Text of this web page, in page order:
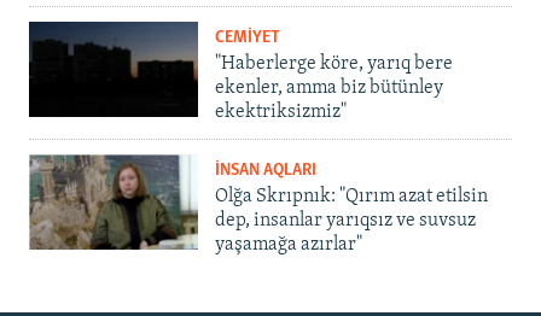
CEMİYET
"Haberlerge köre, yarıq bere
ekenler, amma biz bütünley
ekektriksizmiz"
İNSAN AQLARI
Olğa Skrıpnık: "Qırım azat etilsin
dep, insanlar yarıqsız ve suvsuz
yaşamağa azırlar"